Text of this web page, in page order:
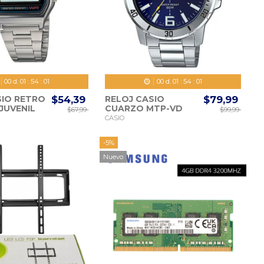
00d. 01 : 53: 59
RETRO
$54,39
$67,99
00d. 01 : 53: 59
RELOJ CASIO
CUARZO MTP-VD
01D-2E 45MM
CASIO
$79,99
$99,99
-5%
Nuevo